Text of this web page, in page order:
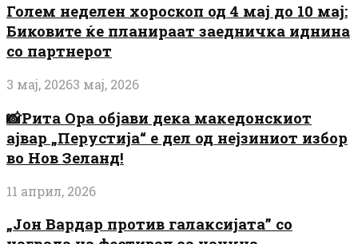
Голем неделен хороскоп од 4 мај до 10 мај:
Биковите ќе планираат заедничка иднина
со партнерот
3 мај, 20263 мај, 2026
📸Рита Ора објави дека македонскиот
ајвар „Перустија“ е дел од нејзиниот избор
во Нов Зеланд!
11 април, 2026
„Јон Вардар против галаксијата” со